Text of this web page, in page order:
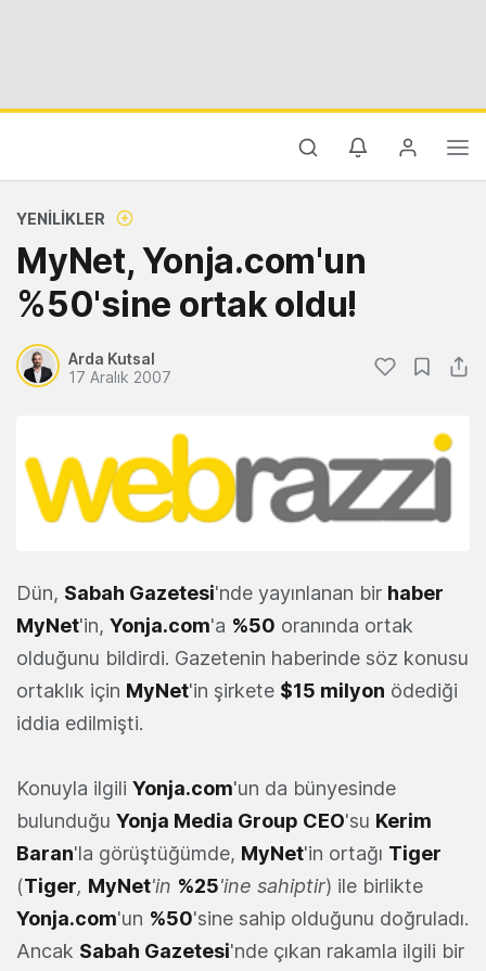
YENILIKLER
MyNet, Yonja.com'un
%50'sine ortak oldu!
Arda Kutsal
17 Aralık 2007
Dün, Sabah Gazetesi'nde yayınlanan bir haber
MyNet'in, Yonja.com'a %50 oranında ortak
olduğunu bildirdi. Gazetenin haberinde söz konusu
ortaklık için MyNet'in şirkete $15 milyon ödediği
iddia edilmişti.
Konuyla ilgili Yonja.com'un da bünyesinde
bulunduğu Yonja Media Group CEO'su Kerim
Baran'la görüştüğümde, MyNet'in ortağı Tiger
(Tiger, MyNet'in %25'ine sahiptir) ile birlikte
Yonja.com'un %50'sine sahip olduğunu doğruladı.
Ancak Sabah Gazetesi'nde çıkan rakamla ilgili bir